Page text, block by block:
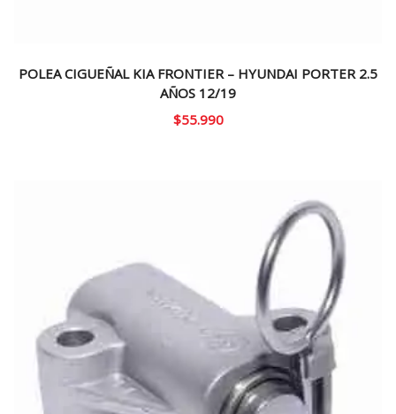
POLEA CIGUEÑAL KIA FRONTIER – HYUNDAI PORTER 2.5
AÑOS 12/19
$55.990